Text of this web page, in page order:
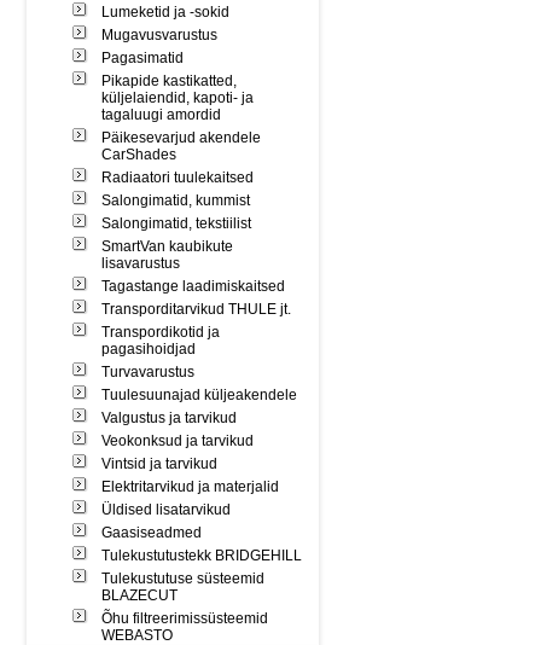
Lumeketid ja -sokid
Mugavusvarustus
Pagasimatid
Pikapide kastikatted,
küljelaiendid, kapoti- ja
tagaluugi amordid
Päikesevarjud akendele
CarShades
Radiaatori tuulekaitsed
Salongimatid, kummist
Salongimatid, tekstiilist
SmartVan kaubikute
lisavarustus
Tagastange laadimiskaitsed
Transporditarvikud THULE jt.
Transpordikotid ja
pagasihoidjad
Turvavarustus
Tuulesuunajad küljeakendele
Valgustus ja tarvikud
Veokonksud ja tarvikud
Vintsid ja tarvikud
Elektritarvikud ja materjalid
Üldised lisatarvikud
Gaasiseadmed
Tulekustutustekk BRIDGEHILL
Tulekustutuse süsteemid
BLAZECUT
Õhu filtreerimissüsteemid
WEBASTO